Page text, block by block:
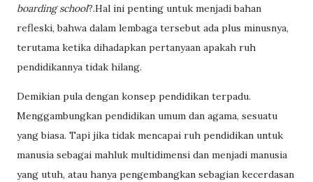
boarding school?.Hal ini penting untuk menjadi bahan
refleski, bahwa dalam lembaga tersebut ada plus minusnya,
terutama ketika dihadapkan pertanyaan apakah ruh
pendidikannya tidak hilang.
Demikian pula dengan konsep pendidikan terpadu.
Menggambungkan pendidikan umum dan agama, sesuatu
yang biasa. Tapi jika tidak mencapai ruh pendidikan untuk
manusia sebagai mahluk multidimensi dan menjadi manusia
yang utuh, atau hanya pengembangkan sebagian kecerdasan